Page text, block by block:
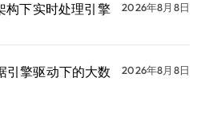
构下实时处理引擎
2026年8月8日
引擎驱动下的大数
2026年8月8日